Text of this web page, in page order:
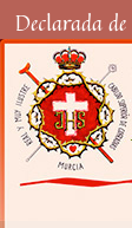
Declarada